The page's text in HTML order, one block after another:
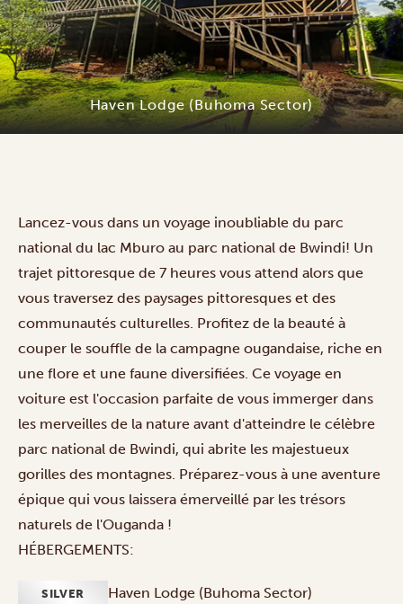
Haven Lodge (Buhoma Sector)
Lancez-vous dans un voyage inoubliable du parc
national du lac Mburo au parc national de Bwindi! Un
trajet pittoresque de 7 heures vous attend alors que
vous traversez des paysages pittoresques et des
communautés culturelles. Profitez de la beauté à
couper le souffle de la campagne ougandaise, riche en
une flore et une faune diversifiées. Ce voyage en
voiture est l'occasion parfaite de vous immerger dans
les merveilles de la nature avant d'atteindre le célèbre
parc national de Bwindi, qui abrite les majestueux
gorilles des montagnes. Préparez-vous à une aventure
épique qui vous laissera émerveillé par les trésors
naturels de l'Ouganda !
HÉBERGEMENTS:
SILVER Haven Lodge (Buhoma Sector)